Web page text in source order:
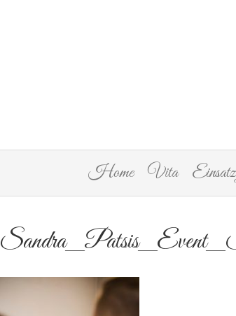
Home Vita